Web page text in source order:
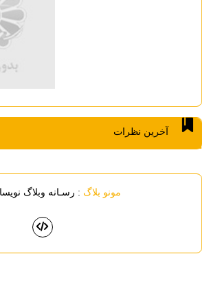
آخرين نظرات
مونو بلاگ: رسـانه وبلاگ نويسان